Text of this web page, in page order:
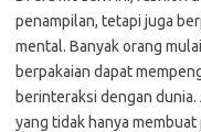
penampilan, tetapi juga
mental. Banyak orang
berpakaian dapat
berinteraksi dengan
yang tidak hanya